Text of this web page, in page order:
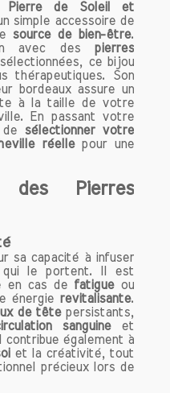
continue de
qui la portent.
pierre qui allie
spirituelle, la
choix.
de la
variété de
Sa couleur peut
au rouge
pierre se forme
des dépôts
souvent à
les roches. Les
de cornaline se
en Uruguay
de la cornaline
constituée de
Pierre de Soleil et
simple accessoire de
source de bien-être.
avec des pierres
ce bijou
thérapeutiques. Son
bordeaux assure un
à la taille de votre
En passant votre
de sélectionner votre
réelle pour une
des Pierres
sa capacité à infuser
le portent. Il est
en cas de fatigueou
énergie revitalisante.
de têtepersistants,
sanguine et
contribue également à
et la créativité, tout
précieux lors de